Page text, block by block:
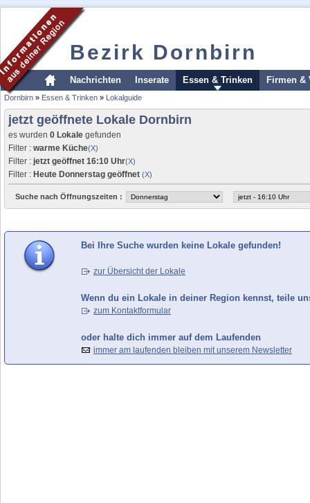
Bezirk Dornbirn
Nachrichten Inserate Essen & Trinken Firmen &
Dornbirn » Essen & Trinken » Lokalguide
jetzt geöffnete Lokale Dornbirn
es wurden 0 Lokale gefunden
Filter : warme Küche(X)
Filter : jetzt geöffnet 16:10 Uhr(X)
Filter : Heute Donnerstag geöffnet (X)
Suche nach Öffnungszeiten :
Bei Ihre Suche wurden keine Lokale gefunden!
zur Übersicht der Lokale
Wenn du ein Lokale in deiner Region kennst, teile
zum Kontaktformular
oder halte dich immer auf dem Laufenden
immer am laufenden bleiben mit unserem Newsletter